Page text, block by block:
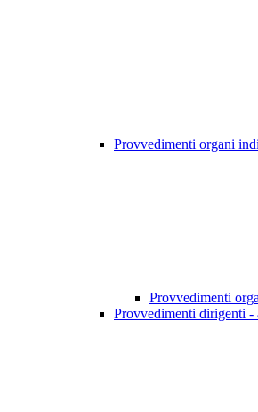
Provvedimenti organi
Provvedimenti
Provvedimenti dirigenti -